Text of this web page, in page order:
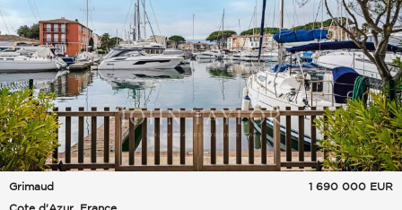
Grimaud
1 690 000 EUR